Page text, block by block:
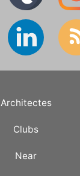
Architectes
Clubs
Near